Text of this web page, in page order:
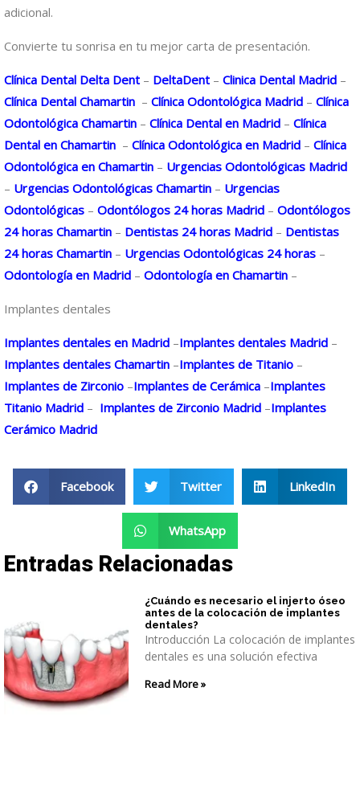
adicional.
Convierte tu sonrisa en tu mejor carta de presentación.
Clínica Dental Delta Dent – DeltaDent – Clinica Dental Madrid –
Clínica Dental Chamartin – Clínica Odontológica Madrid – Clínica
Odontológica Chamartin – Clínica Dental en Madrid – Clínica
Dental en Chamartin – Clínica Odontológica en Madrid – Clínica
Odontológica en Chamartin – Urgencias Odontológicas Madrid
– Urgencias Odontológicas Chamartin – Urgencias
Odontológicas – Odontólogos 24 horas Madrid – Odontólogos
24 horas Chamartin – Dentistas 24 horas Madrid – Dentistas
24 horas Chamartin – Urgencias Odontológicas 24 horas –
Odontología en Madrid – Odontología en Chamartin –
Implantes dentales
Implantes dentales en Madrid –Implantes dentales Madrid –
Implantes dentales Chamartin –Implantes de Titanio –
Implantes de Zirconio –Implantes de Cerámica –Implantes
Titanio Madrid – Implantes de Zirconio Madrid –Implantes
Cerámico Madrid
Facebook Twitter LinkedIn
WhatsApp
Entradas Relacionadas
¿Cuándo es necesario el injerto óseo
antes de la colocación de implantes
dentales?
Introducción La colocación de implantes
dentales es una solución efectiva
Read More »